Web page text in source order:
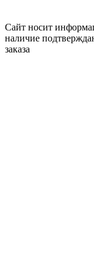
Сайт носит
наличие
заказа